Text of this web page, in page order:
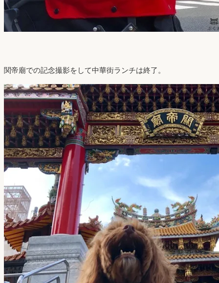
関帝廟での記念撮影をして中華街ランチは終了。